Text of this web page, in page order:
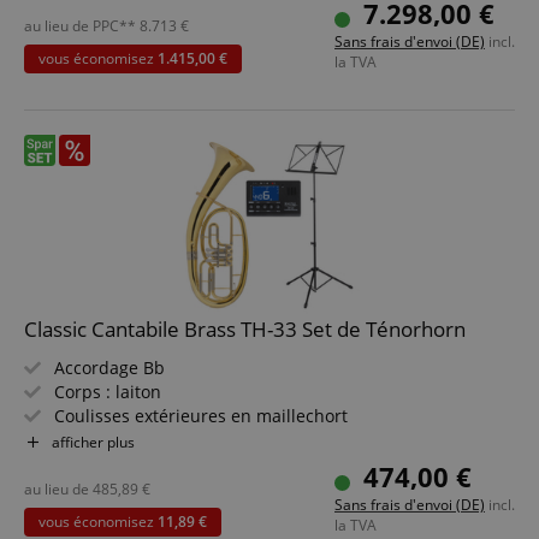
Boîte porte-partitions & support de sangle, gravures sur
pavillon & embouchure
7.298,00 €
Sans frais d'envoi (DE) incl.
la TVA
au lieu de PPC** 8.713 €
vous économisez 1.415,00 €
Classic Cantabile Brass TH-33 Set de Ténorhorn
Accordage Bb
Corps : laiton
Coulisses extérieures en maillechort
Pavillon en laiton doré
Incl. étui, embouchure et chiffon de nettoyage
Pack économique incluant accordeur-métronome et
afficher plus
474,00 €
Sans frais d'envoi (DE) incl.
la TVA
au lieu de 485,89 €
vous économisez 11,89 €